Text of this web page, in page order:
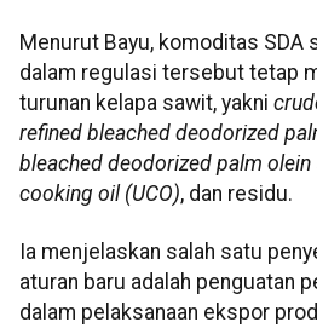
Menurut Bayu, komoditas SDA
dalam regulasi tersebut tetap
turunan kelapa sawit, yakni
refined bleached deodorized
bleached deodorized palm olein
cooking oil (UCO), dan residu.
Ia menjelaskan salah satu
aturan baru adalah penguatan
dalam pelaksanaan ekspor